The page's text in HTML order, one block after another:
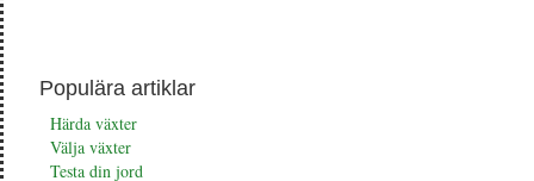
Populära artiklar
Härda växter
Välja växter
Testa din jord